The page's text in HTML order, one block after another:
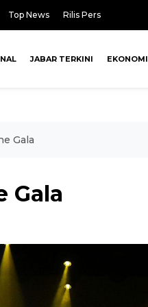
Top News Rilis Pers
JABAR TERKINI EKONOMI
Gala
Gala